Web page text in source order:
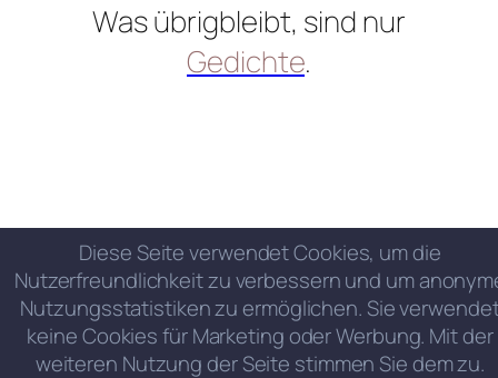
Was übrigbleibt, sind nur
Gedichte.
Diese Seite verwendet Cookies, um die
Nutzerfreundlichkeit zu verbessern und um
Nutzungsstatistiken zu ermöglichen. Sie
keine Cookies für Marketing oder Werbung. Mit der
weiteren Nutzung der Seite stimmen Sie dem zu.